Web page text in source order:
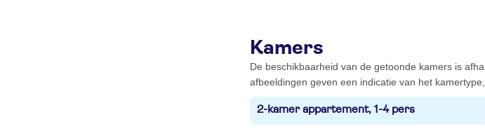
Kamers
De beschikbaarheid van de getoonde kamers is
afbeeldingen geven een indicatie van het
2-kamer appartement, 1-4 pers